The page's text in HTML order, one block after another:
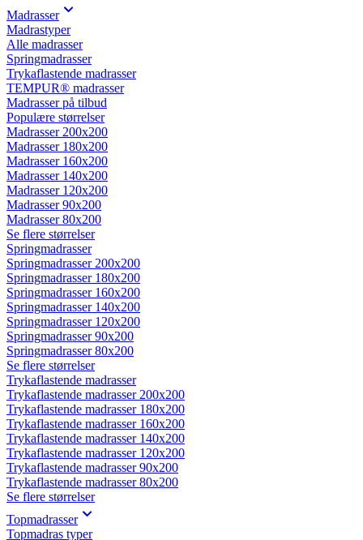
Madrasser
Madrastyper
Alle madrasser
Springmadrasser
Trykaflastende madrasser
TEMPUR® madrasser
Madrasser på tilbud
Populære størrelser
Madrasser 200x200
Madrasser 180x200
Madrasser 160x200
Madrasser 140x200
Madrasser 120x200
Madrasser 90x200
Madrasser 80x200
Se flere størrelser
Springmadrasser
Springmadrasser 200x200
Springmadrasser 180x200
Springmadrasser 160x200
Springmadrasser 140x200
Springmadrasser 120x200
Springmadrasser 90x200
Springmadrasser 80x200
Se flere størrelser
Trykaflastende madrasser
Trykaflastende madrasser 200x200
Trykaflastende madrasser 180x200
Trykaflastende madrasser 160x200
Trykaflastende madrasser 140x200
Trykaflastende madrasser 120x200
Trykaflastende madrasser 90x200
Trykaflastende madrasser 80x200
Se flere størrelser
Topmadrasser
Topmadras typer